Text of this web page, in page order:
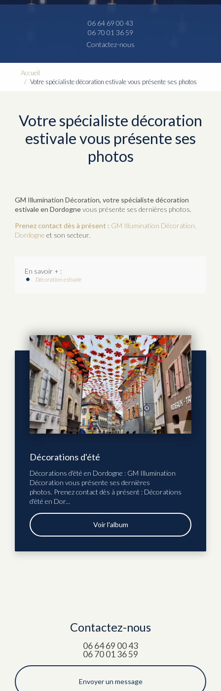
06 64 69 00 43
06 70 01 36 59
Contactez-nous
Accueil
Votre spécialiste décoration estivale vous présente ses photos
Votre spécialiste décoration
estivale vous présente ses
photos
GM Illumination Décoration, votre spécialiste décoration
estivale en Dordognevous présente ses dernières photos.
Prenez contact dès à présent : GM Illumination Décoration,
Dordogne et son secteur.
En savoir + :
Décoration estivale
Décorations d'été
Décorations d'été en Dordogne : GM Illumination
Décoration vous présente ses dernières
photos. Prenez contact dès à présent : Décorations
d'été en Dor...
Voir l'album
Contactez-nous
06 64 69 00 43
06 70 01 36 59
Envoyer un message